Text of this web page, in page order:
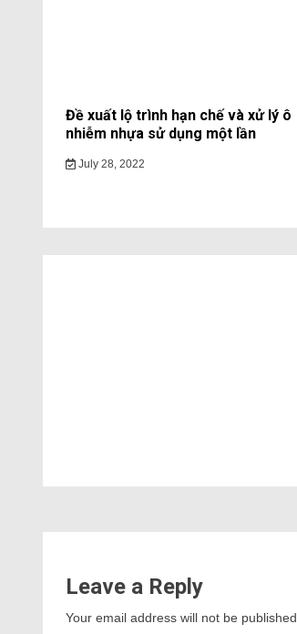
Đề xuất lộ trình hạn chế và xử lý ô
nhiễm nhựa sử dụng một lần
July 28, 2022
Leave a Reply
Your email address will not be published.